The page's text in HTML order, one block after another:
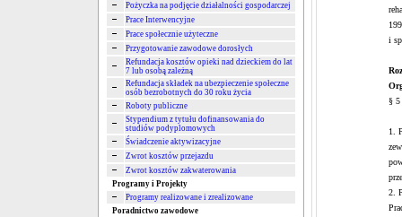
Pożyczka na podjęcie działalności gospodarczej
Prace Interwencyjne
Prace społecznie użyteczne
Przygotowanie zawodowe dorosłych
Refundacja kosztów opieki nad dzieckiem do lat
7 lub osobą zależną
Refundacja składek na ubezpieczenie społeczne
osób bezrobotnych do 30 roku życia
Roboty publiczne
Stypendium z tytułu dofinansowania do
studiów podyplomowych
Świadczenie aktywizacyjne
Zwrot kosztów przejazdu
Zwrot kosztów zakwaterowania
Programy i Projekty
Programy realizowane i zrealizowane
Poradnictwo zawodowe
i
§ 5
1.
2.